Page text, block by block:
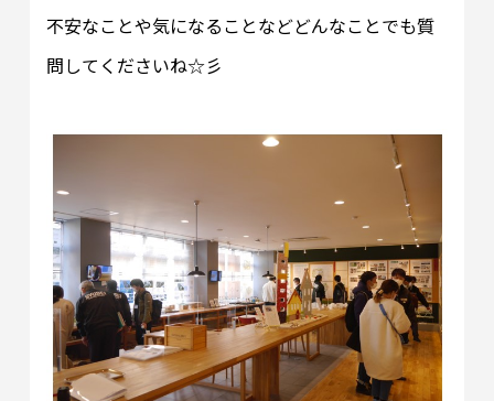
不安なことや気になることなどどんなことでも質
問してくださいね☆彡